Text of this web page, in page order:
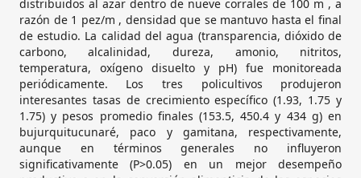
distribuidos al azar dentro de nueve corrales de 100 m , a
razón de 1 pez/m , densidad que se mantuvo hasta el final
de estudio. La calidad del agua (transparencia, dióxido de
carbono, alcalinidad, dureza, amonio, nitritos,
temperatura, oxígeno disuelto y pH) fue monitoreada
periódicamente. Los tres policultivos produjeron
interesantes tasas de crecimiento específico (1.93, 1.75 y
1.75) y pesos promedio finales (153.5, 450.4 y 434 g) en
bujurquitucunaré, paco y gamitana, respectivamente,
aunque en términos generales no influyeron
significativamente (P>0.05) en un mejor desempeño